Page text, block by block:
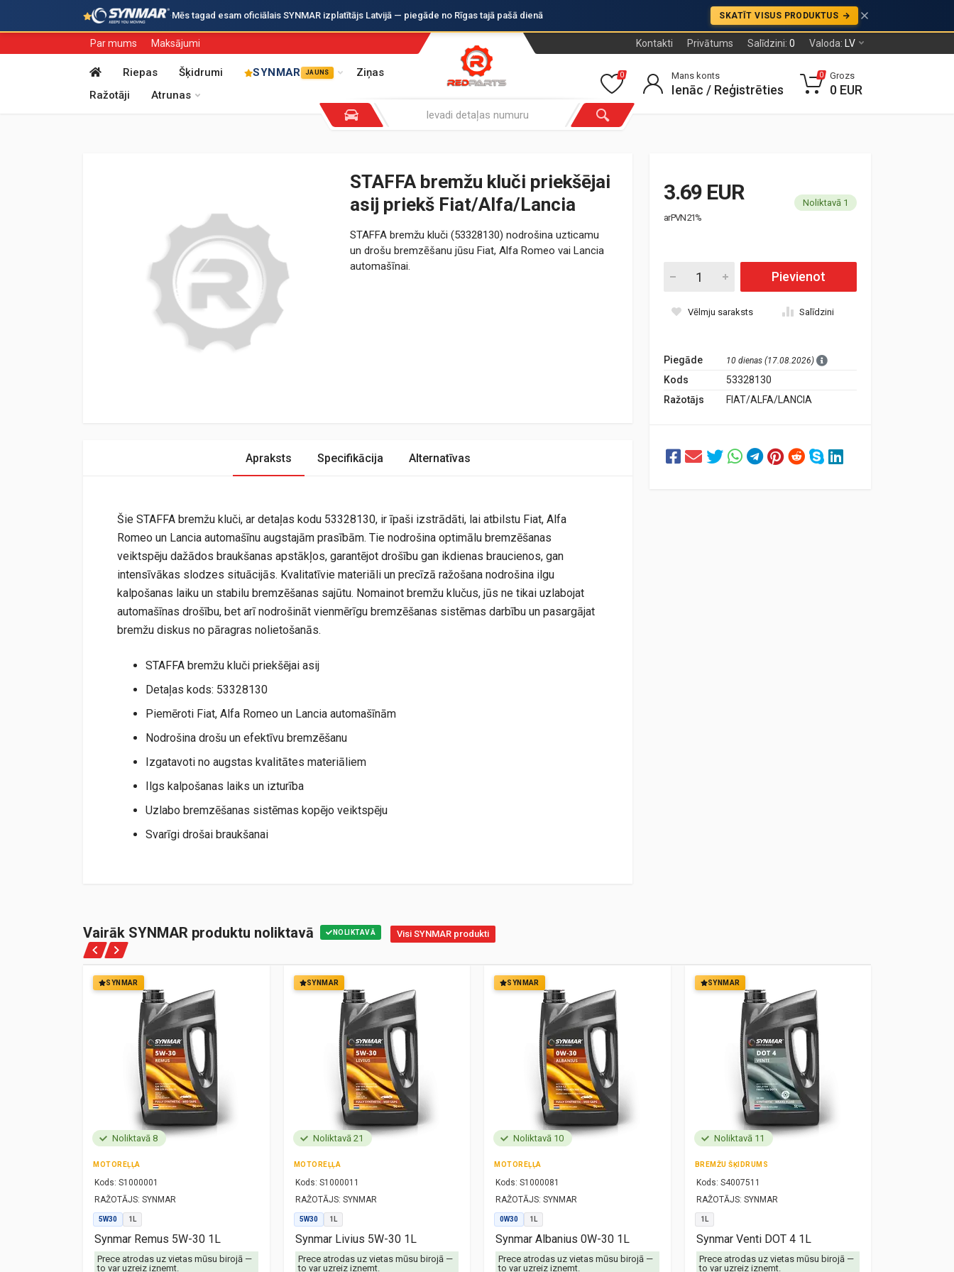
·Mēs tagad esam oficiālais SYNMAR izplatītājs Latvijā — piegāde no Rīgas tajā pašā dienā SKATĪT VISUS PRODUKTUS
Par mums Maksājumi Kontakti Privātums Salīdzini: 0 Valoda: LV
Riepas Šķidrumi SYNMAR JAUNS
Ziņas
Ražotāji
Atrunas
0 Mans konts
Ienāc / Reģistrēties
0 Grozs
0 EUR
STAFFA bremžu kluči priekšējai
asij priekš Fiat/Alfa/Lancia
STAFFA bremžu kluči (53328130) nodrošina uzticamu
un drošu bremzēšanu jūsu Fiat, Alfa Romeo vai Lancia
automašīnai.
3.69 EUR
ar PVN 21%
Noliktavā 1
Pievienot
Vēlmju saraksts Salīdzini
Piegāde 10 dienas (17.08.2026)
Kods
53328130
Ražotājs
FIAT/ALFA/LANCIA
Apraksts Specifikācija Alternatīvas
Šie STAFFA bremžu kluči, ar detaļas kodu 53328130, ir īpaši izstrādāti, lai atbilstu Fiat, Alfa
Romeo un Lancia automašīnu augstajām prasībām. Tie nodrošina optimālu bremzēšanas
veiktspēju dažādos braukšanas apstākļos, garantējot drošību gan ikdienas braucienos, gan
intensīvākas slodzes situācijās. Kvalitatīvie materiāli un precīzā ražošana nodrošina ilgu
kalpošanas laiku un stabilu bremzēšanas sajūtu. Nomainot bremžu klučus, jūs ne tikai uzlabojat
automašīnas drošību, bet arī nodrošināt vienmērīgu bremzēšanas sistēmas darbību un pasargājat
bremžu diskus no pāragras nolietošanās.
STAFFA bremžu kluči priekšējai asij
Detaļas kods: 53328130
Piemēroti Fiat, Alfa Romeo un Lancia automašīnām
Nodrošina drošu un efektīvu bremzēšanu
Izgatavoti no augstas kvalitātes materiāliem
Ilgs kalpošanas laiks un izturība
Uzlabo bremzēšanas sistēmas kopējo veiktspēju
Svarīgi drošai braukšanai
Vairāk SYNMAR produktu noliktavā NOLIKTAVĀ Visi SYNMAR produkti
SYNMAR
Noliktavā 8
MOTOREĻĻA
Kods: S1000001
RAŽOTĀJS: SYNMAR
5W30 1L
Synmar Remus 5W-30 1L
Prece atrodas uz vietas mūsu birojā —
to var uzreiz izņemt.
SYNMAR
Noliktavā 21
MOTOREĻĻA
Kods: S1000011
RAŽOTĀJS: SYNMAR
5W30 1L
Synmar Livius 5W-30 1L
Prece atrodas uz vietas mūsu birojā —
to var uzreiz izņemt.
SYNMAR
Noliktavā 10
MOTOREĻĻA
Kods: S1000081
RAŽOTĀJS: SYNMAR
0W30 1L
Synmar Albanius 0W-30 1L
Prece atrodas uz vietas mūsu birojā —
to var uzreiz izņemt.
SYNMAR
Noliktavā 11
BREMŽU ŠĶIDRUMS
Kods: S4007511
RAŽOTĀJS: SYNMAR
1L
Synmar Venti DOT 4 1L
Prece atrodas uz vietas mūsu birojā —
to var uzreiz izņemt.